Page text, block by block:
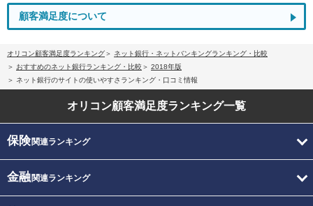
顧客満足度について
オリコン顧客満足度ランキング
ネット銀行・ネットバンキングランキング・比較
おすすめのネット銀行ランキング・比較
2018年版
ネット銀行のサイトの使いやすさランキング・口コミ情報
オリコン顧客満足度ランキング一覧
保険関連ランキング
金融関連ランキング